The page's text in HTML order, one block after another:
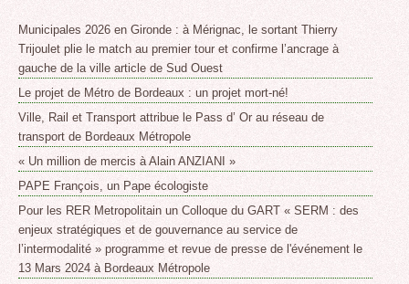
Municipales 2026 en Gironde : à Mérignac, le sortant Thierry
Trijoulet plie le match au premier tour et confirme l’ancrage à
gauche de la ville article de Sud Ouest
Le projet de Métro de Bordeaux : un projet mort-né!
Ville, Rail et Transport attribue le Pass d’ Or au réseau de
transport de Bordeaux Métropole
« Un million de mercis à Alain ANZIANI »
PAPE François, un Pape écologiste
Pour les RER Metropolitain un Colloque du GART « SERM : des
enjeux stratégiques et de gouvernance au service de
l’intermodalité » programme et revue de presse de l'événement le
13 Mars 2024 à Bordeaux Métropole